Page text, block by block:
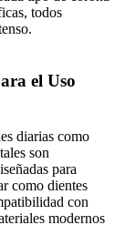
todos
el Uso
diarias como
son
para
como dientes
con
modernos